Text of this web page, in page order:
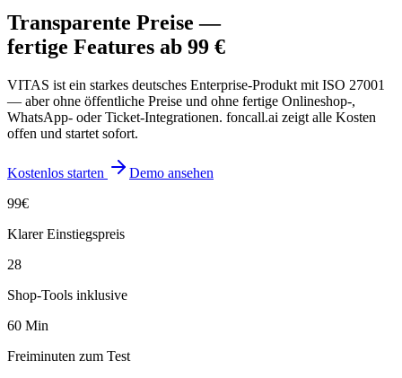
Transparente Preise —
fertige Features ab 99 €
VITAS ist ein starkes deutsches Enterprise-Produkt mit ISO 27001
— aber ohne öffentliche Preise und ohne fertige Onlineshop-,
WhatsApp- oder Ticket-Integrationen. foncall.ai zeigt alle Kosten
offen und startet sofort.
Kostenlos starten
Demo ansehen
99€
Klarer Einstiegspreis
28
Shop-Tools inklusive
60 Min
Freiminuten zum Test